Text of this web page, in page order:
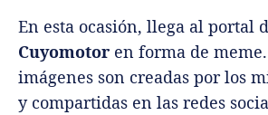
En esta ocasión, llega al portal
Cuyomotor en forma de
imágenes son creadas por los
y compartidas en las redes